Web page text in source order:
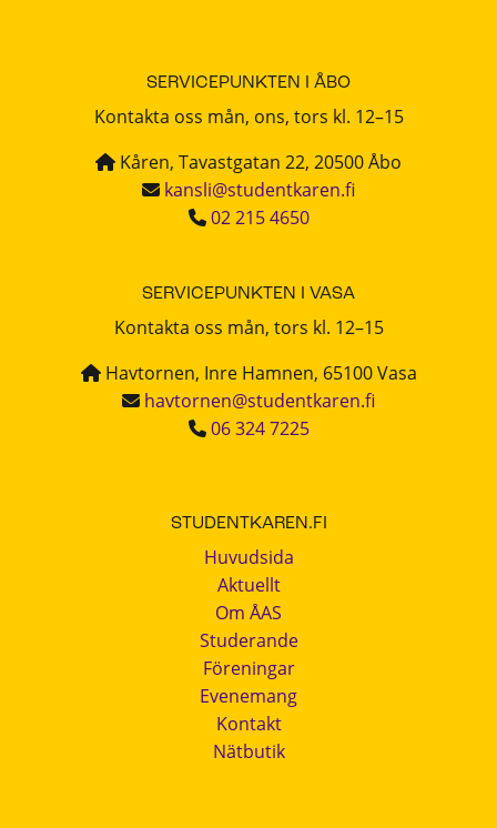
SERVICEPUNKTEN I ÅBO
Kontakta oss mån, ons, tors kl. 12–15
Kåren, Tavastgatan 22, 20500 Åbo
kansli@studentkaren.fi
02 215 4650
SERVICEPUNKTEN I VASA
Kontakta oss mån, tors kl. 12–15
Havtornen, Inre Hamnen, 65100 Vasa
havtornen@studentkaren.fi
06 324 7225
STUDENTKAREN.FI
Huvudsida
Aktuellt
Om ÅAS
Studerande
Föreningar
Evenemang
Kontakt
Nätbutik